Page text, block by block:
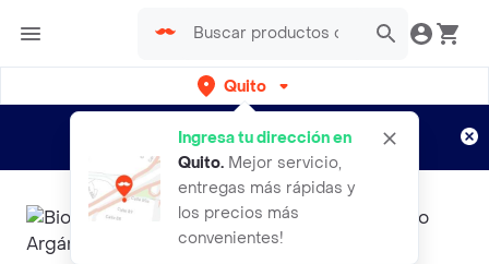
Quito
Ingresa tu dirección en
Quito. Mejor servicio,
entregas más rápidas y
los precios más
convenientes!
envíos gratis por semanas
Aplican TyC